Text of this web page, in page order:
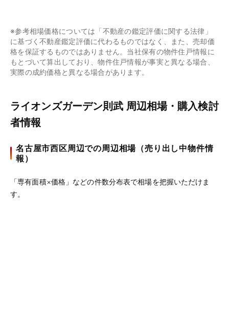
※参考相場価格については「不動産の鑑定評価に関する法律」
に基づく不動産鑑定評価に代わるものではなく、また、売却価
格を保証するものではありません。当社保有の物件住戸情報に
もとづいて算出しており、物件住戸情報が事実と異なる場合、
実際の成約価格と異なる場合があります。
ライオンズガーデン則武 周辺相場・購入検討
者情報
名古屋市西区周辺での周辺相場（売り出し中物件情
報）
「専有面積×価格」などの件数分布表で相場を把握いただけま
す。